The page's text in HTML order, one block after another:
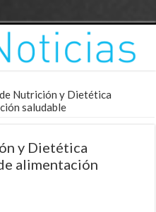
Nutrición y Dietética
saludable
y Dietética
alimentación